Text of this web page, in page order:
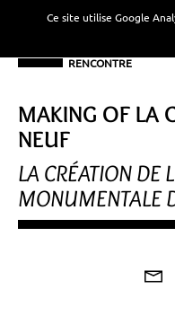
RENCONTRE
MAKING OF LA
NEUF
LA CRÉATION
MONUMENTALE
Ce site utilise Google